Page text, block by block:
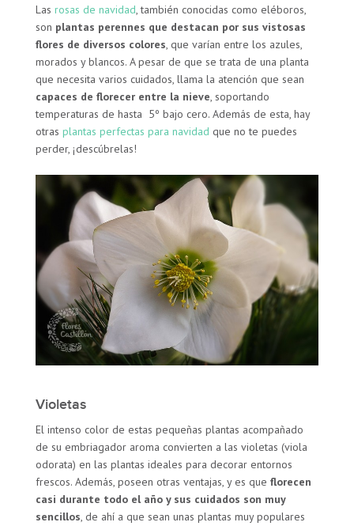
Lasrosas de navidad, también conocidas como eléboros,
son plantas perennes que destacan por sus vistosas
flores de diversos colores, que varían entre los azules,
morados y blancos. A pesar de que se trata de una planta
que necesita varios cuidados, llama la atención que sean
capaces de florecer entre la nieve, soportando
temperaturas de hasta 5º bajo cero. Además de esta, hay
otrasplantas perfectas para navidad que no te puedes
perder, ¡descúbrelas!
Violetas
El intenso color de estas pequeñas plantas acompañado
de su embriagador aroma convierten a las violetas (viola
odorata) en las plantas ideales para decorar entornos
frescos. Además, poseen otras ventajas, y es queflorecen
casi durante todo el año y sus cuidados son muy
sencillos, de ahí a que sean unas plantas muy populares